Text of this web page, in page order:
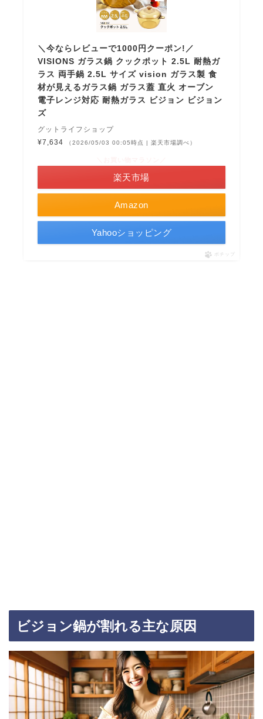
＼今ならレビューで1000円クーポン!／
VISIONS ガラス鍋 クックポット 2.5L 耐熱ガ
ラス 両手鍋 2.5L サイズ vision ガラス製 食
材が見えるガラス鍋 ガラス蓋 直火 オーブン
電子レンジ対応 耐熱ガラス ビジョン ビジョン
ズ
グットライフショップ
¥7,634
（2026/05/03 00:05時点 | 楽天市場調べ）
Amazon
楽天市場
Yahooショッピング
ポチップ
ビジョン鍋が割れる主な原因